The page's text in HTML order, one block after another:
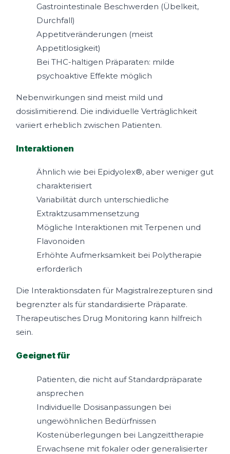
Gastrointestinale Beschwerden (Übelkeit,
Durchfall)
Appetitveränderungen (meist
Appetitlosigkeit)
Bei THC-haltigen Präparaten: milde
psychoaktive Effekte möglich
Nebenwirkungen sind meist mild und
dosislimitierend. Die individuelle Verträglichkeit
variiert erheblich zwischen Patienten.
Interaktionen
Ähnlich wie bei Epidyolex®, aber weniger gut
charakterisiert
Variabilität durch unterschiedliche
Extraktzusammensetzung
Mögliche Interaktionen mit Terpenen und
Flavonoiden
Erhöhte Aufmerksamkeit bei Polytherapie
erforderlich
Die Interaktionsdaten für Magistralrezepturen sind
begrenzter als für standardisierte Präparate.
Therapeutisches Drug Monitoring kann hilfreich
sein.
Geeignet für
Patienten, die nicht auf Standardpräparate
ansprechen
Individuelle Dosisanpassungen bei
ungewöhnlichen Bedürfnissen
Kostenüberlegungen bei Langzeittherapie
Erwachsene mit fokaler oder generalisierter